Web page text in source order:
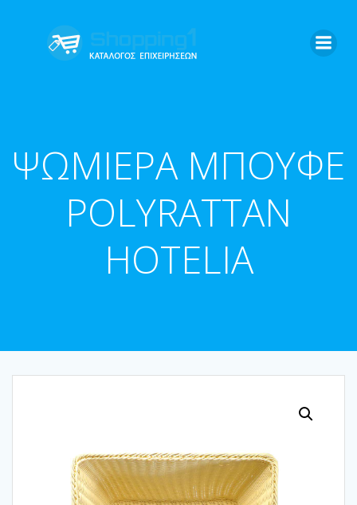
ΨΩΜΙΕΡΑ ΜΠΟΥΦΕ
POLYRATTAN
HOTELIA